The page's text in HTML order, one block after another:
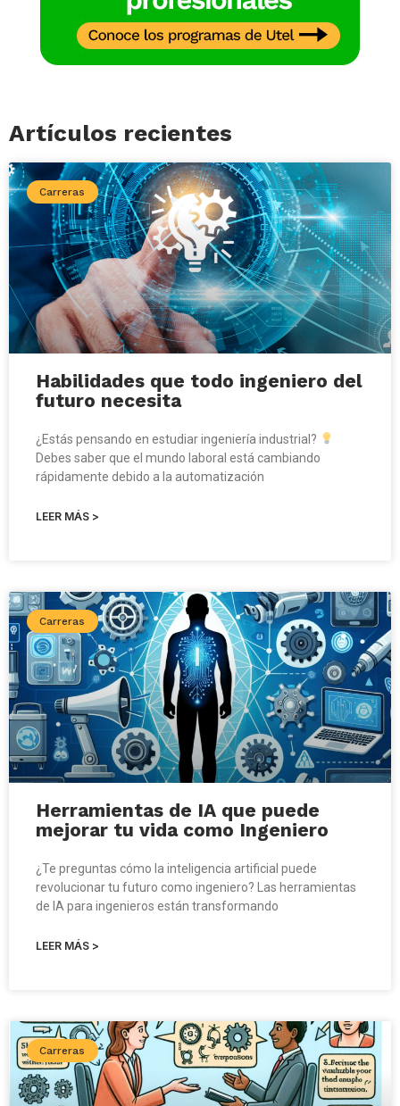
Artículos recientes
Carreras
Habilidades que todo ingeniero del
futuro necesita
¿Estás pensando en estudiar ingeniería industrial?
Debes saber que el mundo laboral está cambiando
rápidamente debido a la automatización
LEER MÁS >
Carreras
Herramientas de IA que puede
mejorar tu vida como Ingeniero
¿Te preguntas cómo la inteligencia artificial puede
revolucionar tu futuro como ingeniero? Las herramientas
de IA para ingenieros están transformando
LEER MÁS >
Carreras